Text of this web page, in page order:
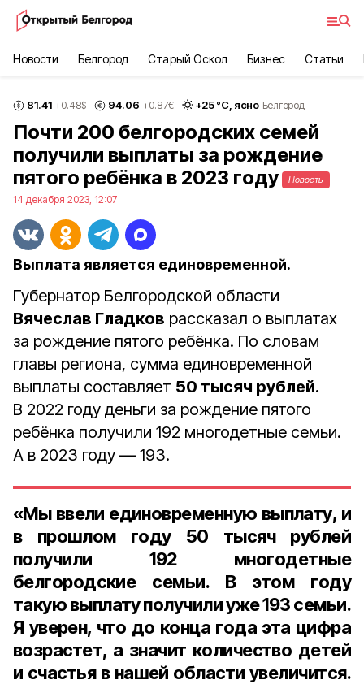
Новости Белгород Старый Оскол Бизнес Статьи
81.41 +0.48$ 94.06 +0.87€ +25°С, ясно Белгород
Почти 200 белгородских семей
получили выплаты за рождение
пятого ребёнка в 2023 году
Новость
14 декабря 2023, 12:07
Выплата является единовременной.
Губернатор Белгородской области
Вячеслав Гладков рассказал о выплатах
за рождение пятого ребёнка. По словам
главы региона, сумма единовременной
выплаты составляет 50 тысяч рублей.
В 2022 году деньги за рождение пятого
ребёнка получили 192 многодетные семьи.
А в 2023 году — 193.
«Мы ввели единовременную выплату, и
в прошлом году 50 тысяч рублей
получили 192 многодетные
белгородские семьи. В этом году
такую выплату получили уже 193 семьи.
Я уверен, что до конца года эта цифра
возрастет, а значит количество детей
и счастья в нашей области увеличится.